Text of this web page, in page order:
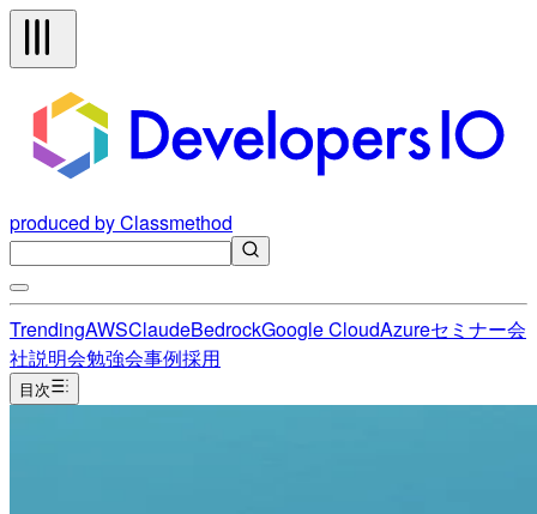
produced by Classmethod
TrendingAWSClaudeBedrockGoogle CloudAzureセミナー会
社説明会勉強会事例採用
目次